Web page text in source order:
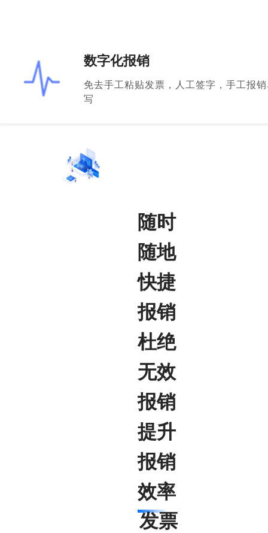
数字化报销
免去手工粘贴发票，人工签字，手工报
写
随时
随地
快捷
报销
杜绝
无效
报销
提升
报销
效率
发票